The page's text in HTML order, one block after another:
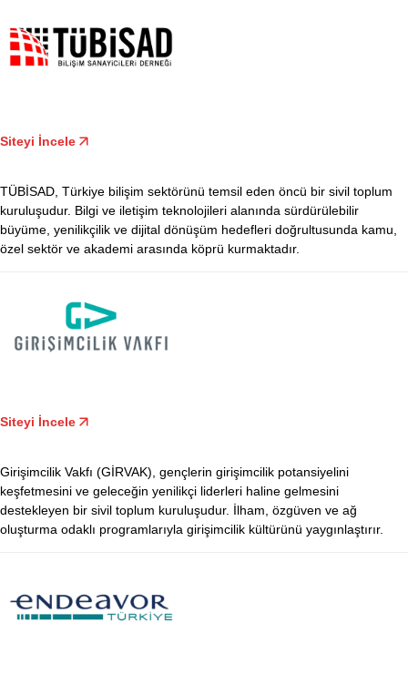
Siteyi İncele
TÜBİSAD, Türkiye bilişim sektörünü temsil eden öncü bir sivil toplum
kuruluşudur. Bilgi ve iletişim teknolojileri alanında sürdürülebilir
büyüme, yenilikçilik ve dijital dönüşüm hedefleri doğrultusunda kamu,
özel sektör ve akademi arasında köprü kurmaktadır.
Siteyi İncele
Girişimcilik Vakfı (GİRVAK), gençlerin girişimcilik potansiyelini
keşfetmesini ve geleceğin yenilikçi liderleri haline gelmesini
destekleyen bir sivil toplum kuruluşudur. İlham, özgüven ve ağ
oluşturma odaklı programlarıyla girişimcilik kültürünü yaygınlaştırır.